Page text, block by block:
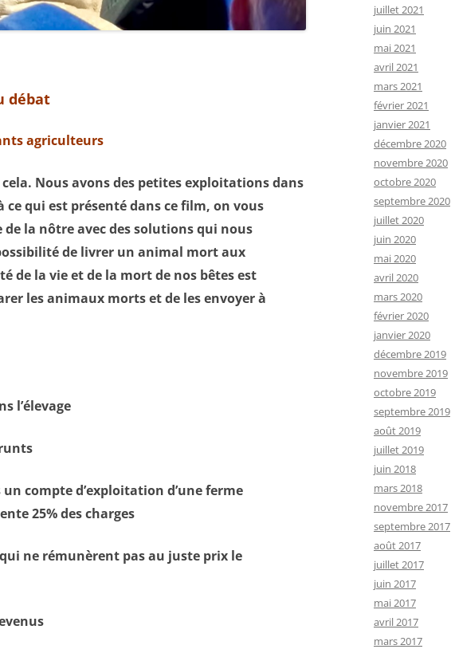
débat
agriculteurs
cela. Nous avons des petites exploitations dans
qui est présenté dans ce film, on vous
la nôtre avec des solutions qui nous
de livrer un animal mort aux
de la vie et de la mort de nos bêtes est
les animaux morts et de les envoyer à
l’élevage
compte d’exploitation d’une ferme
25% des charges
ne rémunèrent pas au juste prix le
juillet 2021
juin 2021
mai 2021
avril 2021
mars 2021
février 2021
janvier 2021
décembre 2020
novembre 2020
octobre 2020
septembre 2020
juillet 2020
juin 2020
mai 2020
avril 2020
mars 2020
février 2020
janvier 2020
décembre 2019
novembre 2019
octobre 2019
septembre 2019
août 2019
juillet 2019
juin 2018
mars 2018
novembre 2017
septembre 2017
août 2017
juillet 2017
juin 2017
mai 2017
avril 2017
mars 2017